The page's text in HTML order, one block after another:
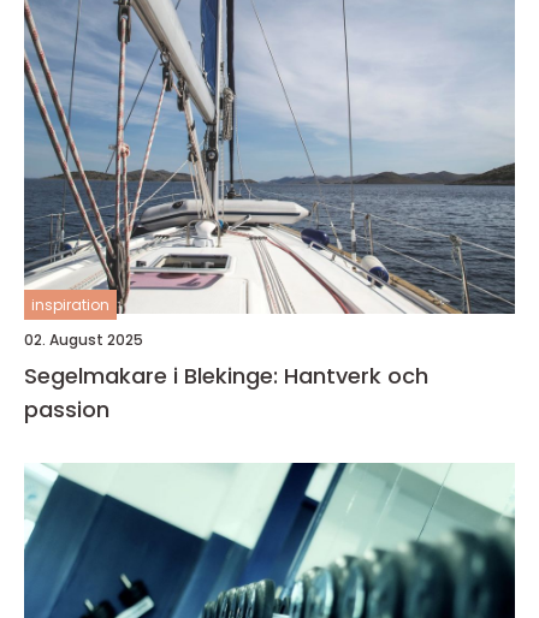
inspiration
02. August 2025
Segelmakare i Blekinge: Hantverk och
passion